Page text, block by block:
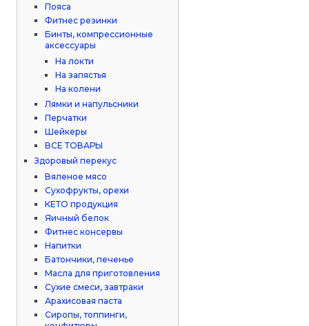
Пояса
Фитнес резинки
Бинты, компрессионные
аксессуары
На локти
На запястья
На колени
Лямки и напульсники
Перчатки
Шейкеры
ВСЕ ТОВАРЫ
Здоровый перекус
Вяленое мясо
Сухофрукты, орехи
КЕТО продукция
Яичный белок
Фитнес консервы
Напитки
Батончики, печенье
Масла для приготовления
Сухие смеси, завтраки
Арахисовая паста
Сиропы, топпинги,